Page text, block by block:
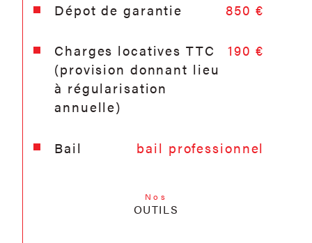
Dépot de garantie 850 €
Charges locatives TTC
(provision donnant lieu
à régularisation
annuelle)
190 €
Bail bail professionnel
Nos
OUTILS